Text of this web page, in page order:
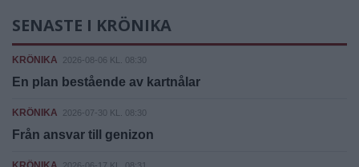
SENASTE I KRÖNIKA
KRÖNIKA 2026-08-06 KL. 08:30
En plan bestående av kartnålar
KRÖNIKA 2026-07-30 KL. 08:30
Från ansvar till genizon